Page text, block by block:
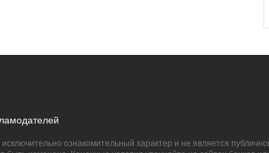
ознакомительный характер и не является